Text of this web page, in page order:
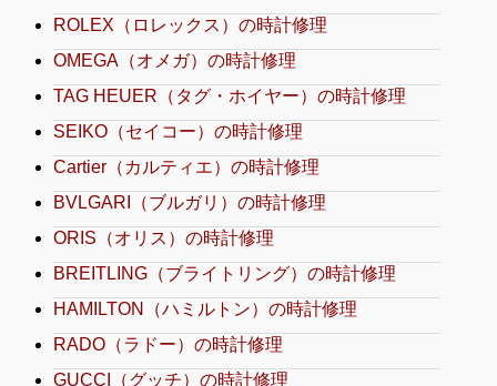
ROLEX（ロレックス）の時計修理
OMEGA（オメガ）の時計修理
TAG HEUER（タグ・ホイヤー）の時計修理
SEIKO（セイコー）の時計修理
Cartier（カルティエ）の時計修理
BVLGARI（ブルガリ）の時計修理
ORIS（オリス）の時計修理
BREITLING（ブライトリング）の時計修理
HAMILTON（ハミルトン）の時計修理
RADO（ラドー）の時計修理
GUCCI（グッチ）の時計修理